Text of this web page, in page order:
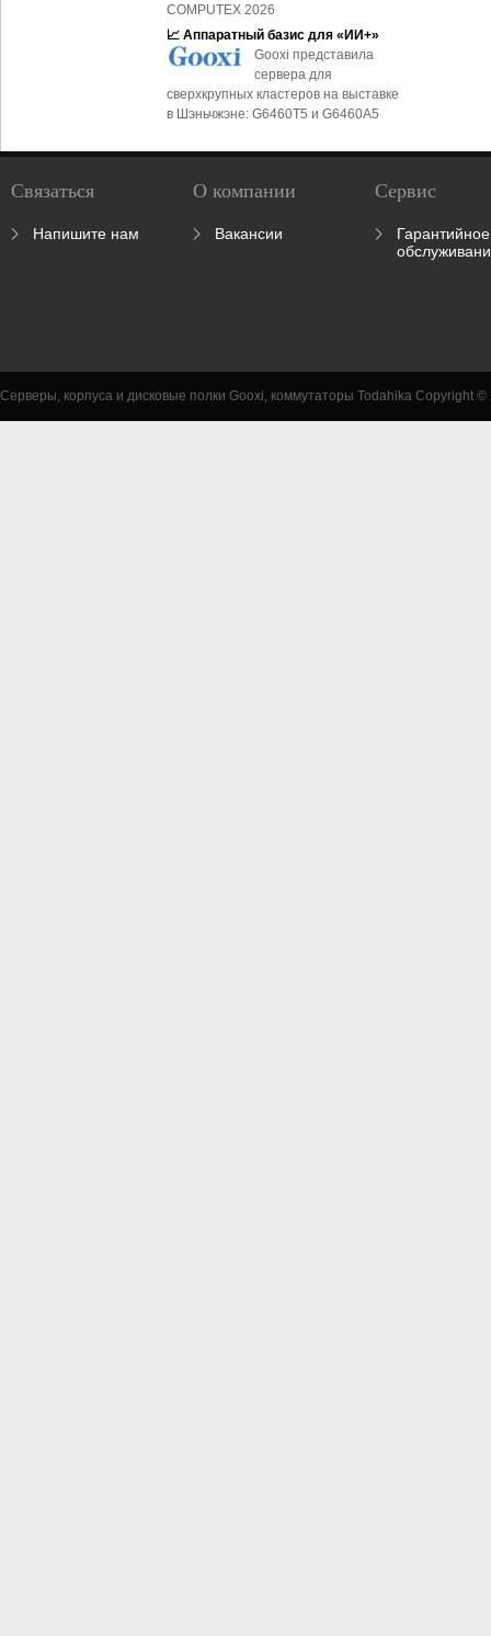
COMPUTEX 2026
📈 Аппаратный базис для «ИИ+»
Gooxi представила
сервера для
сверхкрупных кластеров на выставке
в Шэньчжэне: G6460T5 и G6460A5
Связаться
Напишите нам
О компании
Вакансии
Сервис
Гарантийное
Серверы, корпуса и дисковые полки Gooxi, коммутаторы Todahika Copyright